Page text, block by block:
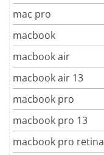
mac pro
macbook
macbook air
macbook air 13
macbook pro
macbook pro 13
macbook pro retina